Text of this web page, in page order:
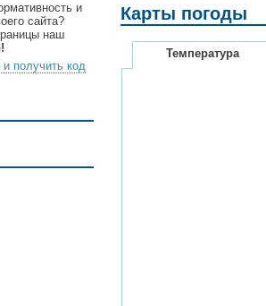
и
сайта?
наш
и получить код
Карты погоды
Температура